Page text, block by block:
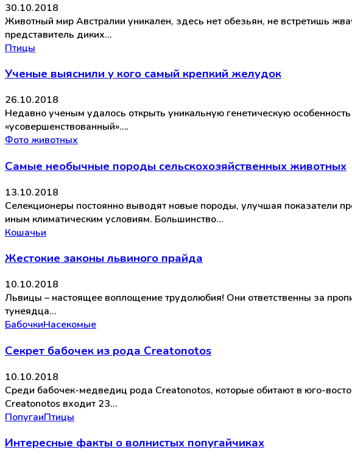
30.10.2018
Животный мир Австралии уникален, здесь нет обезьян, не встретишь
представитель диких…
Птицы
Ученые выяснили у кого самый крепкий желудок
26.10.2018
Недавно ученым удалось открыть уникальную генетическую
«усовершенствованный»….
Фото животных
Самые необычные породы сельскохозяйственных животных
13.10.2018
Селекционеры постоянно выводят новые породы, улучшая показатели
иным климатическим условиям. Большинство…
Кошачьи
Жестокие законы львиного прайда
10.10.2018
Львицы – настоящее воплощение трудолюбия! Они ответственны за
тунеядца…
БабочкиНасекомые
Секрет бабочек из рода Creatonotos
10.10.2018
Среди бабочек-медведиц рода Creatonotos, которые обитают в юго-
Creatonotos входит 23…
ПопугаиПтицы
Интересные факты о волнистых попугайчиках